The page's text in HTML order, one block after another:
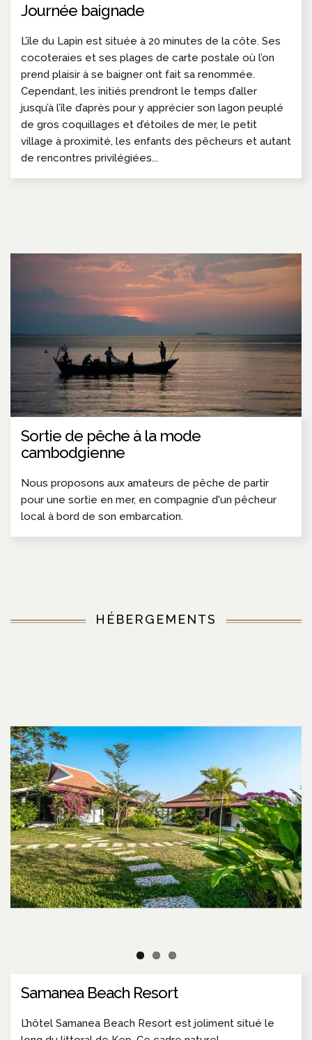
Journée baignade
L’île du Lapin est située à 20 minutes de la côte. Ses
cocoteraies et ses plages de carte postale où l’on
prend plaisir à se baigner ont fait sa renommée.
Cependant, les initiés prendront le temps d’aller
jusqu’à l’île d’après pour y apprécier son lagon peuplé
de gros coquillages et d’étoiles de mer, le petit
village à proximité, les enfants des pêcheurs et autant
de rencontres privilégiées...
Sortie de pêche à la mode
cambodgienne
Nous proposons aux amateurs de pêche de partir
pour une sortie en mer, en compagnie d'un pêcheur
local à bord de son embarcation.
HÉBERGEMENTS
Samanea Beach Resort
L’hôtel Samanea Beach Resort est joliment situé le